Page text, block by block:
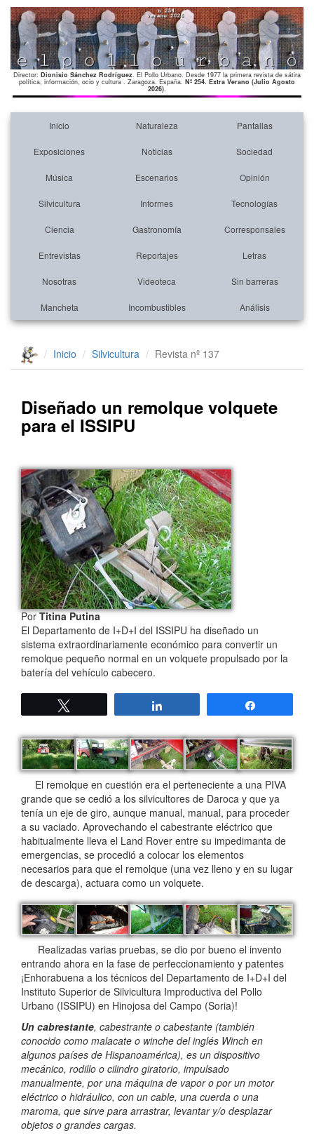
Director: Dionisio Sánchez Rodríguez. El Pollo Urbano. Desde 1977 la primera revista de sátira
política, información, ocio y cultura . Zaragoza. España. Nº 254. Extra Verano (Julio Agosto
2026).
Inicio Naturaleza Pantallas
Exposiciones Noticias Sociedad
Música Escenarios Opinión
Silvicultura Informes Tecnologías
Ciencia Gastronomía Corresponsales
Entrevistas Reportajes Letras
Nosotras Videoteca Sin barreras
Mancheta Incombustibles Análisis
Inicio Silvicultura Revista nº 137
Diseñado un remolque volquete
para el ISSIPU
PorTitina Putina
El Departamento de I+D+I del ISSIPU ha diseñado un
sistema extraordinariamente económico para convertir un
remolque pequeño normal en un volquete propulsado por la
batería del vehículo cabecero.
El remolque en cuestión era el perteneciente a una PIVA
grande que se cedió a los silvicultores de Daroca y que ya
tenía un eje de giro, aunque manual, manual, para proceder
a su vaciado. Aprovechando el cabestrante eléctrico que
habitualmente lleva el Land Rover entre su impedimanta de
emergencias, se procedió a colocar los elementos
necesarios para que el remolque (una vez lleno y en su lugar
de descarga), actuara como un volquete.
Realizadas varias pruebas, se dio por bueno el invento
entrando ahora en la fase de perfeccionamiento y patentes
¡Enhorabuena a los técnicos del Departamento de I+D+I del
Instituto Superior de Silvicultura Improductiva del Pollo
Urbano (ISSIPU) en Hinojosa del Campo (Soria)!
Un cabrestante, cabestrante o cabestante (también
conocido como malacate o winche del inglés Winch en
algunos países de Hispanoamérica), es un dispositivo
mecánico, rodillo o cilindro giratorio, impulsado
manualmente, por una máquina de vapor o por un motor
eléctrico o hidráulico, con un cable, una cuerda o una
maroma, que sirve para arrastrar, levantar y/o desplazar
objetos o grandes cargas.